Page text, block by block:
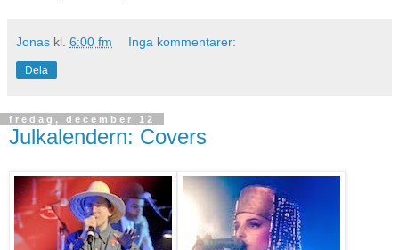
Jonas kl. 6:00 fm Inga kommentarer:
Dela
fredag, december 12
Julkalendern: Covers